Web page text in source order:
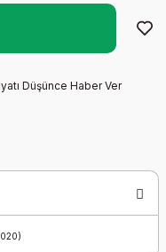
Düşünce Haber Ver